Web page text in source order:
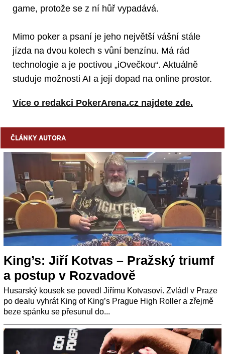
game, protože se z ní hůř vypadává.
Mimo poker a psaní je jeho největší vášní stále
jízda na dvou kolech s vůní benzínu. Má rád
technologie a je poctivou „iOvečkou“. Aktuálně
studuje možnosti AI a její dopad na online prostor.
Více o redakci PokerArena.cz najdete zde.
ČLÁNKY AUTORA
King’s: Jiří Kotvas – Pražský triumf
a postup v Rozvadově
Husarský kousek se povedl Jiřímu Kotvasovi. Zvládl v Praze
po dealu vyhrát King of King’s Prague High Roller a zřejmě
beze spánku se přesunul do...